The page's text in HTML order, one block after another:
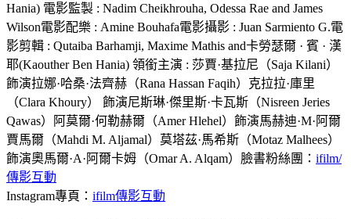
Hania) 電影監製 : Nadim Cheikhrouha, Odessa Rae and James
Wilson電影配樂 : Amine Bouhafa電影攝影 : Juan Sarmiento G.電
影剪輯 : Qutaiba Barhamji, Maxime Mathis and卡勞瑟爾 · 賓 · 漢
耶(Kaouther Ben Hania) 領銜主演 : 莎賈·基拉尼（Saja Kilani）
飾演拉娜·哈桑·法齊赫（Rana Hassan Faqih）克拉拉·庫里
（Clara Khoury） 飾演尼斯琳·傑里斯·卡瓦斯（Nisreen Jeries
Qawas）阿莫爾·何勒赫爾（Amer Hlehel）飾演馬赫迪·M·阿爾
賈馬爾（Mahdi M. Aljamal）莫塔茲·馬希斯（Motaz Malhees）
飾演奧馬爾·A·阿爾卡姆（Omar A. Alqam）臉書粉絲團： ifilm/
傳影互動
Instagram專頁： ifilm傳影互動